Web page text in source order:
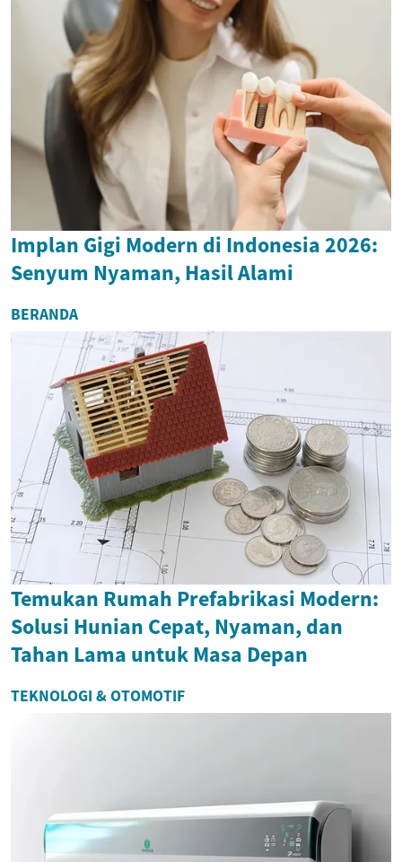
Implan Gigi Modern di Indonesia 2026:
Senyum Nyaman, Hasil Alami
BERANDA
Temukan Rumah Prefabrikasi Modern:
Solusi Hunian Cepat, Nyaman, dan
Tahan Lama untuk Masa Depan
TEKNOLOGI & OTOMOTIF